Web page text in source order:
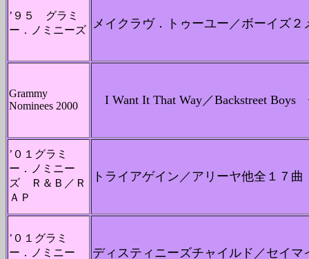
’９５ グラミ
ー．ノミニーズ
メイクラヴ．トゥーユー／ボーイズ
Grammy
Nominees 2000
I Want It That Way／Backstreet Boys
’０１グラミ
ー．ノミニー
ズ Ｒ＆Ｂ／Ｒ
ＡＰ
トライアゲイン／アリーヤ他全１７曲
’０１グラミ
ー．ノミニー
ディスティニーズチャイルド／セイ